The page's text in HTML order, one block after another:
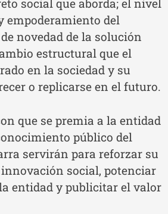
social que aborda; el nivel
empoderamiento del
novedad de la solución
estructural que el
en la sociedad y su
o replicarse en el futuro.
que se premia a la entidad
público del
servirán para reforzar su
social, potenciar
entidad y publicitar el valor